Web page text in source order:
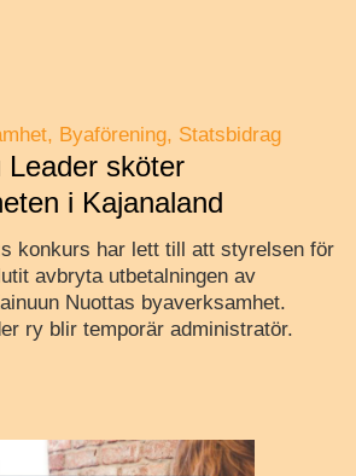
Byaförening Statsbidrag
Leader sköter
i Kajanaland
konkurs har lett till att styrelsen för
avbryta utbetalningen av
Nuottas byaverksamhet.
ry blir temporär administratör.